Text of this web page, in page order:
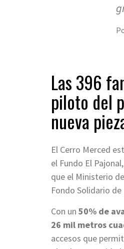
Las 396
piloto del
nueva
El Cerro Merced
el Fundo El
que el Ministerio
Fondo Solidario de
Con un 50% de
26 mil metros
accesos que